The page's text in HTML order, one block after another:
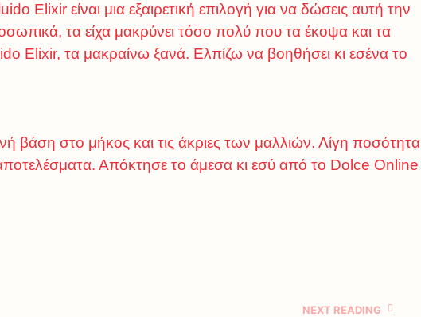
Elixir είναι μια εξαιρετική επιλογή για να δώσεις αυτή την
τα είχα μακρύνει τόσο πολύ που τα έκοψα και τα
Elixir, τα μακραίνω ξανά. Ελπίζω να βοηθήσει κι εσένα το
βάση στο μήκος και τις άκριες των μαλλιών. Λίγη ποσότητα
αποτελέσματα. Απόκτησε το άμεσα κι εσύ από το Dolce Online
NEXT READING